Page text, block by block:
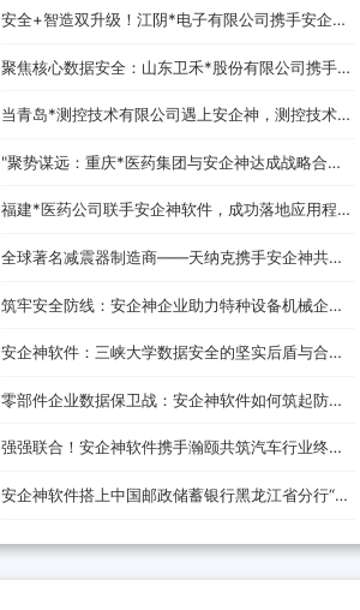
经营，挽回消费者信任
安全+智造双升级！江阴*电子有限公司携手安企神
开启企业防护新时代！
聚焦核心数据安全：山东卫禾*股份有限公司携手安
企神软件构建防泄密屏障！
当青岛*测控技术有限公司遇上安企神，测控技术数
据安全将迎来哪些新变化？
‌"聚势谋远：重庆*医药集团与安企神达成战略合
作，探索医药+科技融合发展新路径！
福建*医药公司联手安企神软件，成功落地应用程
序、网站黑名单设置与USB管控方案！
全球著名减震器制造商——天纳克携手安企神共筑
安全制造新防线
筑牢安全防线：安企神企业助力特种设备机械企业
数据防泄密解决方案
安企神软件：三峡大学数据安全的坚实后盾与合作
伙伴
零部件企业数据保卫战：安企神软件如何筑起防泄
密铜墙铁壁
强强联合！安企神软件携手瀚颐共筑汽车行业终端
安全防线
安企神软件搭上中国邮政储蓄银行黑龙江省分行“快
车”，将带来哪些改变？